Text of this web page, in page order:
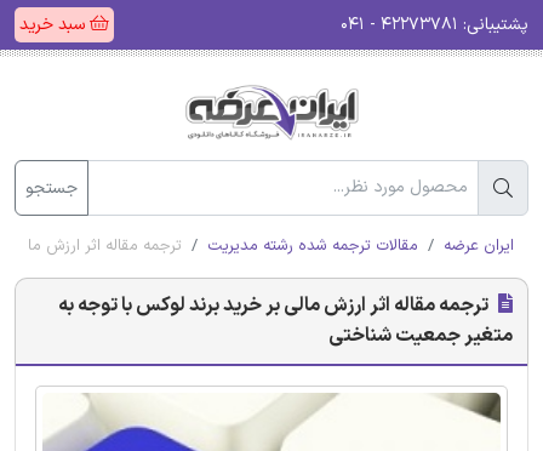
پشتیبانی: سبد خرید
جستجو
ایران عرضه مقالات ترجمه شده رشته مدیریت ترجمه مقاله اثر ارزش
ترجمه مقاله اثر ارزش مالی بر خرید برند لوکس با توجه به
متغیر جمعیت شناختی